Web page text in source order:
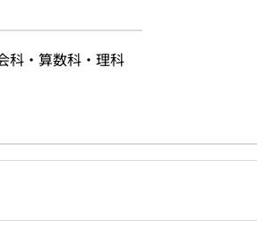
科・算数科・理科